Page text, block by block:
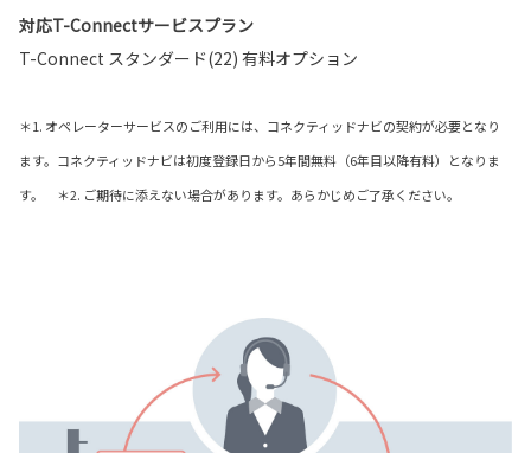
対応T-Connectサービスプラン
T-Connect スタンダード(22) 有料オプション
＊1. オペレーターサービスのご利用には、コネクティッドナビの契約が必要となり
ます。コネクティッドナビは初度登録日から5年間無料（6年目以降有料）となりま
す。 ＊2. ご期待に添えない場合があります。あらかじめご了承ください。